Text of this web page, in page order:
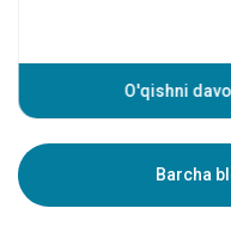
O'qishni
Barcha